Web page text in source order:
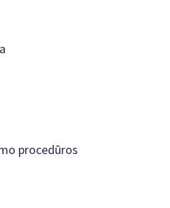
procedūros